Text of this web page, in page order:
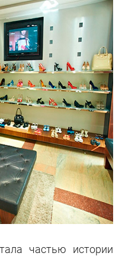
частью истории